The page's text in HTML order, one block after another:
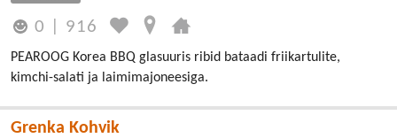
0 916
PEAROOG Korea BBQ glasuuris ribid bataadi friikartulite,
kimchi-salati ja laimimajoneesiga.
Grenka Kohvik